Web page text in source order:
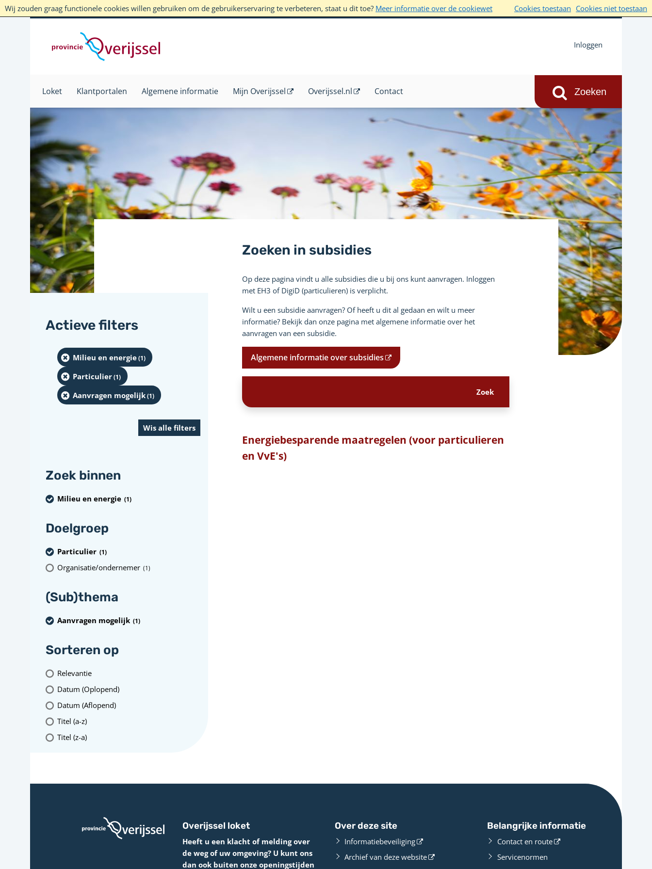
Wij zouden graag functionele cookies willen gebruiken om de gebruikerservaring te verbeteren, staat u dit toe? Meer informatie over de cookiewet Cookies toestaan Cookies niet toestaan
Inloggen
Loket Klantportalen Algemene informatie Mijn Overijssel Overijssel.nl Contact
Zoeken in subsidies
Op deze pagina vindt u alle subsidies die u bij ons kunt aanvragen. Inloggen
met EH3 of DigiD (particulieren) is verplicht.
Wilt u een subsidie aanvragen? Of heeft u dit al gedaan en wilt u meer
informatie? Bekijk dan onze pagina met algemene informatie over het
aanvragen van een subsidie.
Algemene informatie over subsidies
Energiebesparende maatregelen (voor particulieren
en VvE's)
Actieve filters
Milieu en energie(1)
Particulier(1)
Aanvragen mogelijk(1)
Zoek binnen
Milieu en energie (1)
Doelgroep
Particulier (1)
Organisatie/ondernemer (1)
(Sub)thema
Aanvragen mogelijk (1)
Sorteren op
Relevantie
Datum (Oplopend)
Datum (Aflopend)
Titel (a-z)
Titel (z-a)
Overijssel loket
Heeft u een klacht of melding over
de weg of uw omgeving? U kunt ons
dan ook buiten onze openingstijden
Over deze site
Informatiebeveiliging
Archief van deze website
Belangrijke informatie
Contact en route
Servicenormen